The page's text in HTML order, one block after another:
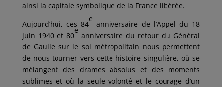
ainsi la capitale symbolique de la France libérée.
Aujourd’hui, ces 84
e
anniversaire de l’Appel du 18
juin 1940 et 80
e
anniversaire du retour du Général
de Gaulle sur le sol métropolitain nous permettent
de nous tourner vers cette histoire singulière, où se
mélangent des drames absolus et des moments
sublimes et où la seule volonté et le courage d’un